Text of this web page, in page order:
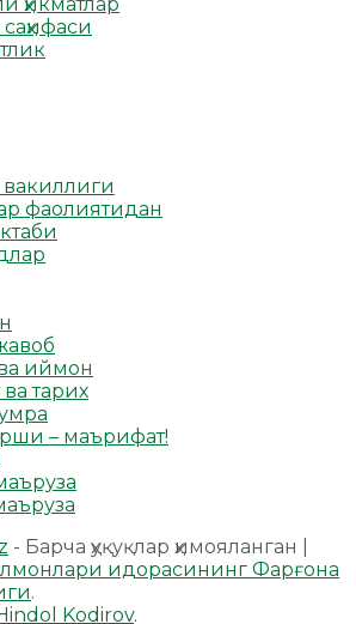
фаолиятидан
иймон
тарих
– маърифат!
- Барча ҳуқуқлар ҳимояланган |
идорасининг Фарғона
.
Kodirov.